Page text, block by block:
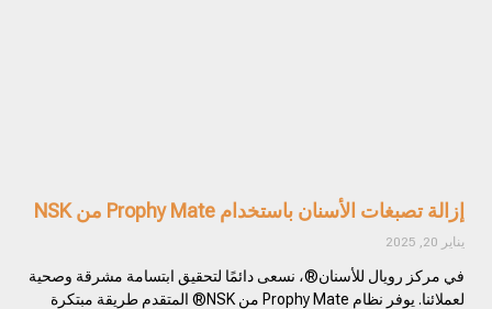
إزالة تصبغات الأسنان باستخدام Prophy Mate من NSK
يناير 20, 2025
في مركز رويال للأسنان®، نسعى دائمًا لتحقيق ابتسامة مشرقة وصحية
لعملائنا. يوفر نظام Prophy Mate من NSK® المتقدم طريقة مبتكرة